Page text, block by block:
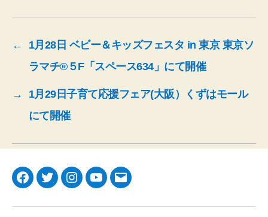
←
1月28日 ベビー＆キッズフェスタ in 東京 東京ソ
ラマチ®５F「スペース634」にて開催
→
1月29日子育て応援フェア(大阪）くずはモール
にて開催
Facebook
TwitterInstagramYouTube
メ